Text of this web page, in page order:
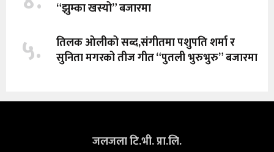
“झुम्का खस्यो” बजारमा
५.
तिलक ओलीको सब्द,संगीतमा पशुपति शर्मा र
सुनिता मगरको तीज गीत “पुतली भुरुभुरु” बजारमा
जलजला टि.भी. प्रा.लि.